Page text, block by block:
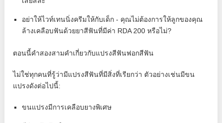
อย่าให้ไวท์เทนนิ่งครีมให้กับเด็ก - คุณไม่ต้องการให้ลูกของคุณ
ล้างเคลือบฟันด้วยยาสีฟันที่มีค่า RDA 200 หรือไม่?
ตอนนี้คำสองสามคำเกี่ยวกับแปรงสีฟันฟอกสีฟัน
ไม่ใช่ทุกคนที่รู้ว่ามีแปรงสีฟันที่มีสิ่งที่เรียกว่า ตัวอย่างเช่นมีขน
แปรงดังต่อไปนี้:
ขนแปรงมีการเคลือบยางพิเศษ